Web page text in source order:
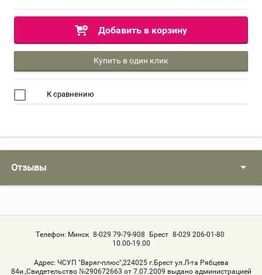
Добавить в корзину
Купить в один клик
К сравнению
Отзывы
Телефон: Минск 8-029 79-79-908 Брест 8-029 206-01-80
10.00-19.00
Адрес: ЧСУП "Варяг-плюс",224025 г.Брест ул.Л-та Рябцева
84и.,Свидетельство №290672663 от 7.07.2009 выдано администрацией